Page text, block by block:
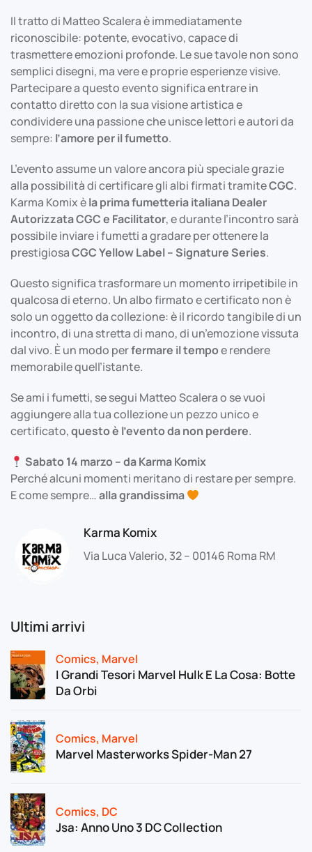
Il tratto di Matteo Scalera è immediatamente
riconoscibile: potente, evocativo, capace di
trasmettere emozioni profonde. Le sue tavole non sono
semplici disegni, ma vere e proprie esperienze visive.
Partecipare a questo evento significa entrare in
contatto diretto con la sua visione artistica e
condividere una passione che unisce lettori e autori da
sempre: l’amore per il fumetto.
L’evento assume un valore ancora più speciale grazie
alla possibilità di certificare gli albi firmati tramiteCGC.
Karma Komix èla prima fumetteria italiana Dealer
Autorizzata CGC e Facilitator, e durante l’incontro sarà
possibile inviare i fumetti a gradare per ottenere la
prestigiosaCGC Yellow Label – Signature Series.
Questo significa trasformare un momento irripetibile in
qualcosa di eterno. Un albo firmato e certificato non è
solo un oggetto da collezione: è il ricordo tangibile di un
incontro, di una stretta di mano, di un’emozione vissuta
dal vivo. È un modo perfermare il tempoe rendere
memorabile quell’istante.
Se ami i fumetti, se segui Matteo Scalera o se vuoi
aggiungere alla tua collezione un pezzo unico e
certificato,questo è l’evento da non perdere.
Sabato 14 marzo – da Karma Komix
Perché alcuni momenti meritano di restare per sempre.
E come sempre…alla grandissima
Karma Komix
Via Luca Valerio, 32 – 00146 Roma RM
Ultimi arrivi
Comics, Marvel
I Grandi Tesori Marvel Hulk E La Cosa: Botte
Da Orbi
Comics, Marvel
Marvel Masterworks Spider-Man 27
Comics, DC
Jsa: Anno Uno 3 DC Collection